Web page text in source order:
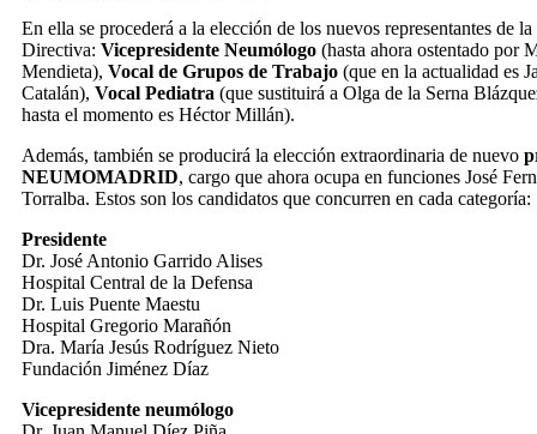
En ella se procederá a la elección de los nuevos representantes de la
Directiva: Vicepresidente Neumólogo (hasta ahora ostentado por
Mendieta), Vocal de Grupos de Trabajo (que en la actualidad es
Catalán), Vocal Pediatra (que sustituirá a Olga de la Serna
hasta el momento es Héctor Millán).
Además, también se producirá la elección extraordinaria de nuevo
NEUMOMADRID, cargo que ahora ocupa en funciones José
Torralba. Estos son los candidatos que concurren en cada categoría:
Presidente
Dr. José Antonio Garrido Alises
Hospital Central de la Defensa
Dr. Luis Puente Maestu
Hospital Gregorio Marañón
Dra. María Jesús Rodríguez Nieto
Fundación Jiménez Díaz
Vicepresidente neumólogo